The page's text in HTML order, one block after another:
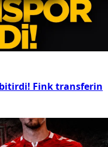
Fink transferin